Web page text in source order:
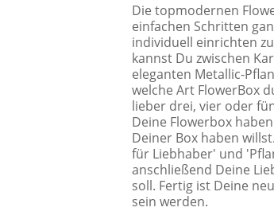
Die topmodernen
einfachen Schritten
individuell einrichten
kannst Du zwischen
eleganten Metallic-
welche Art FlowerBox
lieber drei, vier oder
Deine Flowerbox
Deiner Box haben
für Liebhaber' und
anschließend Deine
soll. Fertig ist Deine
sein werden.